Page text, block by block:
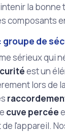
la
composants
groupe de
sérieux qui
est un
lors de
cuve percée
l'appareil.